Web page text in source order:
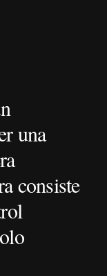
una
consiste